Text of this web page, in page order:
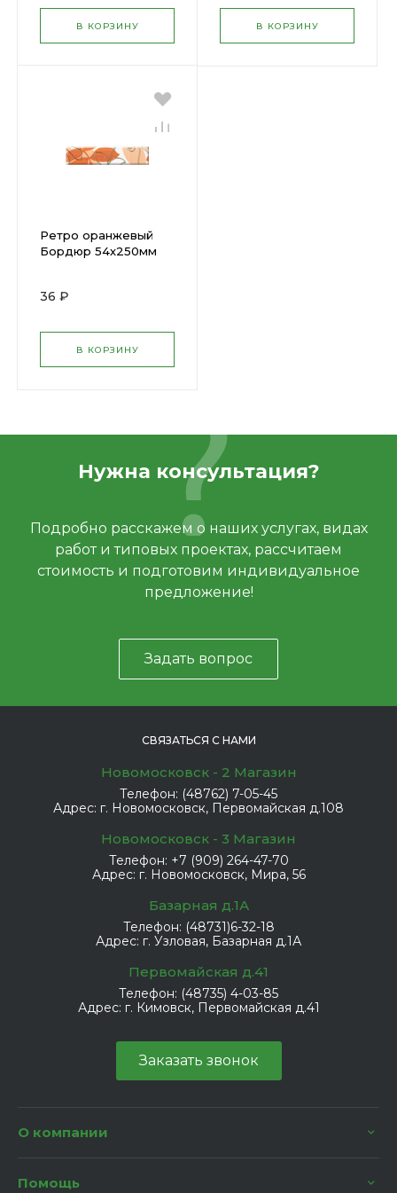
В КОРЗИНУ В КОРЗИНУ
Ретро оранжевый
Бордюр 54х250мм
36 ₽
В КОРЗИНУ
Нужна консультация?
Подробно расскажем о наших услугах, видах
работ и типовых проектах, рассчитаем
стоимость и подготовим индивидуальное
предложение!
Задать вопрос
СВЯЗАТЬСЯ С НАМИ
Новомосковск - 2 Магазин
Телефон: (48762) 7-05-45
Адрес: г. Новомосковск, Первомайская д.108
Новомосковск - 3 Магазин
Телефон: +7 (909) 264-47-70
Адрес: г. Новомосковск, Мира, 56
Базарная д.1А
Телефон: (48731)6-32-18
Адрес: г. Узловая, Базарная д.1А
Первомайская д.41
Телефон: (48735) 4-03-85
Адрес: г. Кимовск, Первомайская д.41
Заказать звонок
О компании
Помощь